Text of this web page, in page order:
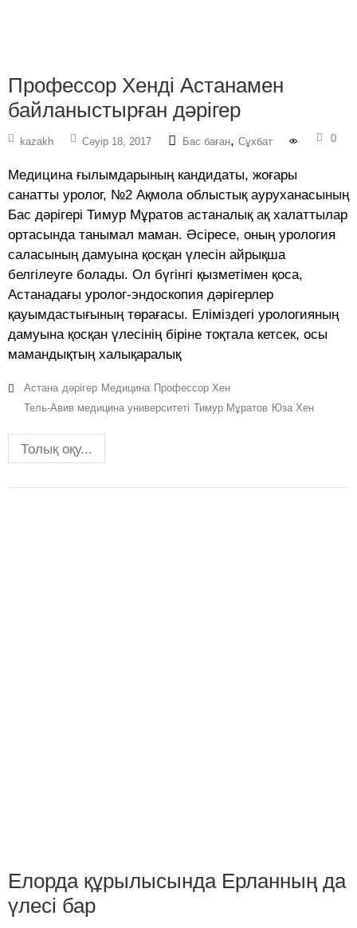
Профессор Хенді Астанамен
байланыстырған дәрігер
kazakh Сәуір 18, 2017 Бас баған, Сұхбат 0
Медицина ғылымдарының кандидаты, жоғары
санатты уролог, №2 Ақмола облыстық ауруханасының
Бас дәрігері Тимур Мұратов астаналық ақ халаттылар
ортасында танымал маман. Әсіресе, оның урология
саласының дамуына қосқан үлесін айрықша
белгілеуге болады. Ол бүгінгі қызметімен қоса,
Астанадағы уролог-эндоскопия дәрігерлер
қауымдастығының төрағасы. Еліміздегі урологияның
дамуына қосқан үлесінің біріне тоқтала кетсек, осы
мамандықтың халықаралық
Астана дәрігер Медицина Профессор Хен
Тель-Авив медицина университеті Тимур Мұратов Юза Хен
Толық оқу...
Елорда құрылысында Ерланның да
үлесі бар